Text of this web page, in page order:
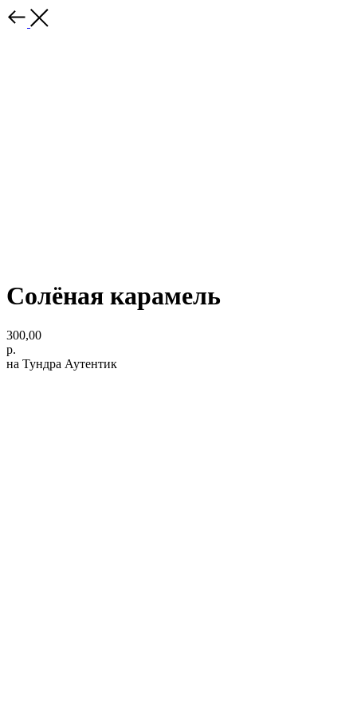
Солёная карамель
300,00
р.
на Тундра Аутентик